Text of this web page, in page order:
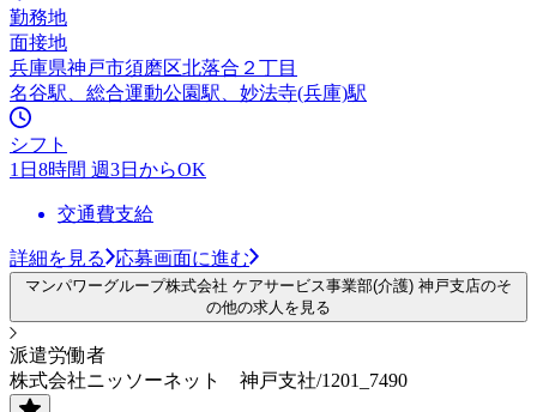
勤務地
面接地
兵庫県神戸市須磨区北落合２丁目
名谷駅、総合運動公園駅、妙法寺(兵庫)駅
シフト
1日8時間 週3日からOK
交通費支給
詳細を見る 応募画面に進む
マンパワーグループ株式会社 ケアサービス事業部(介護) 神戸支店のそ
の他の求人を見る
派遣労働者
株式会社ニッソーネット 神戸支社/1201_7490